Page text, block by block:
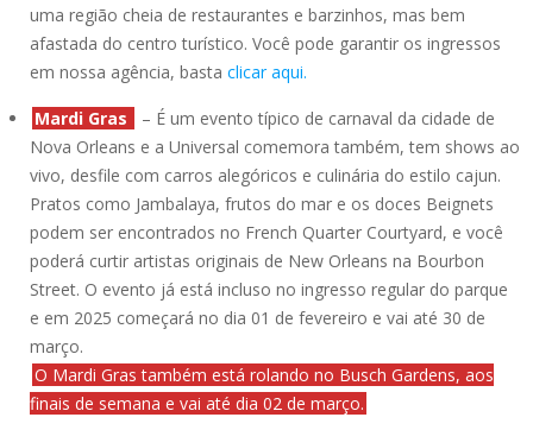
uma região cheia de restaurantes e barzinhos, mas bem
afastada do centro turístico. Você pode garantir os ingressos
em nossa agência, basta clicar aqui.
Mardi Gras
– É um evento típico de carnaval da cidade de
Nova Orleans e a Universal comemora também, tem shows ao
vivo, desfile com carros alegóricos e culinária do estilo cajun.
Pratos como Jambalaya, frutos do mar e os doces Beignets
podem ser encontrados no French Quarter Courtyard, e você
poderá curtir artistas originais de New Orleans na Bourbon
Street. O evento já está incluso no ingresso regular do parque
e em 2025 começará no dia 01 de fevereiro e vai até 30 de
março.
O Mardi Gras também está rolando no Busch Gardens, aos
finais de semana e vai até dia 02 de março.